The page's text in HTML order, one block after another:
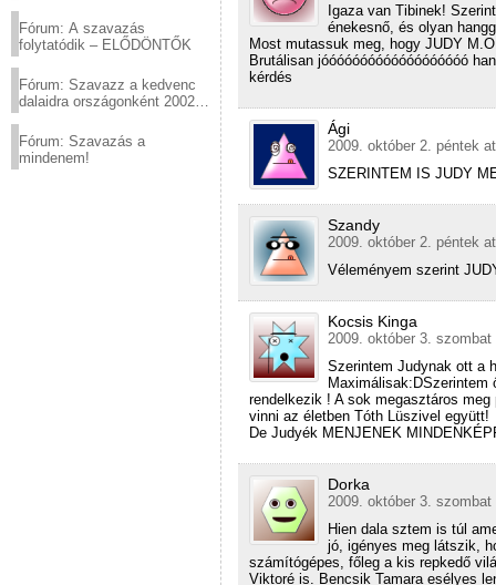
Fórum: A szavazás
folytatódik – ELŐDÖNTŐK
Fórum: Szavazz a kedvenc
dalaidra országonként 2002
Fórum: Szavazás a
mindenem!
Igaza van Tibinek!
énekesnő, és olyan
Most mutassuk meg, hogy JUDY
Brutálisan jóóóóóóóóóóóóóóóóóóó
kérdés
Ági
2009. október 2. péntek
SZERINTEM IS JUDY
Szandy
2009. október 2. péntek
Véleményem szerint
Kocsis Kinga
2009. október 3. szombat
Szerintem Judynak ott a
Maximálisak:DSzerintem
rendelkezik ! A sok megasztáros
vinni az életben Tóth Lüszivel együtt!
De Judyék MENJENEK
Dorka
2009. október 3. szombat
Hien dala sztem is túl
jó, igényes meg látszik,
számítógépes, főleg a kis repkedő
Viktoré is. Bencsik Tamara esélyes